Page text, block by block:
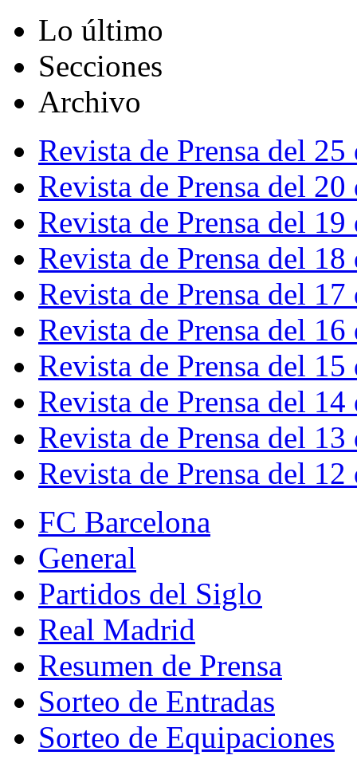
Lo último
Secciones
Archivo
Revista de Prensa del
Revista de Prensa del
Revista de Prensa del
Revista de Prensa del
Revista de Prensa del
Revista de Prensa del
Revista de Prensa del
Revista de Prensa del
Revista de Prensa del
Revista de Prensa del
FC Barcelona
General
Partidos del Siglo
Real Madrid
Resumen de Prensa
Sorteo de Entradas
Sorteo de Equipaciones